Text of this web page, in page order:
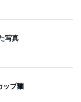
写真
ップ麺